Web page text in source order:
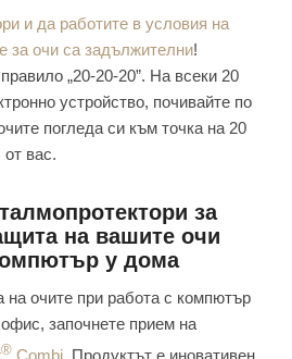
и да работите в условия на
за очи са задължителни!
„20-20-20”. На всеки 20
устройство, почивайте по
погледа си към точка на 20
вас.
за
на вашите очи
у дома
очите при работа с компютър
започнете прием на
®